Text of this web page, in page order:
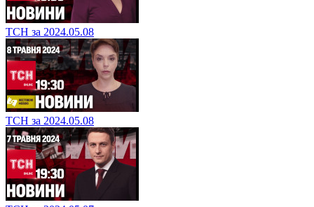
ТСН за 2024.05.08
ТСН за 2024.05.08